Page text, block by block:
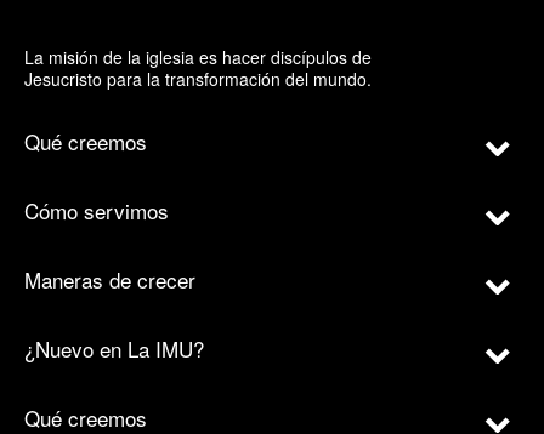
La misión de la iglesia es hacer discípulos de
Jesucristo para la transformación del mundo.
Qué creemos
Cómo servimos
Maneras de crecer
¿Nuevo en La IMU?
Qué creemos